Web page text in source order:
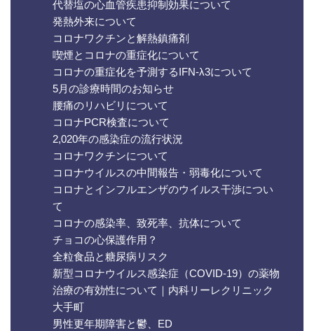
代替塩の心血管疾患抑制効果について
発熱外来について
コロナワクチンと解熱鎮痛剤
喫煙とコロナの重症化について
コロナの重症化を予測するIFN-λ3について
5月の診療時間のお知らせ
腰痛のリハビリについて
コロナPCR検査について
2,020年の感染症の流行状況
コロナワクチンについて
コロナウイルスの中間報告・弱毒化について
コロナとインフルエンザのウイルス干渉につい
て
コロナの感染率、致死率、抗体について
チョコの心保護作用？
全粒食品と糖尿病リスク
新型コロナウイルス感染症（COVID-19）の薬物
治療の有効性について｜内科リーレクリニック
大手町
男性更年期障害と鬱、ED